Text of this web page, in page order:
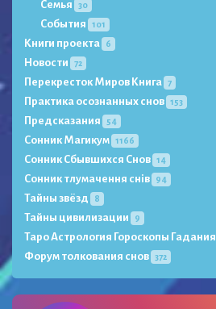
Семья 30
События 101
Книги проекта 6
Новости 72
Перекресток Миров Книга 7
Практика осознанных снов 153
Предсказания 54
Сонник Магикум 1166
Сонник Сбывшихся Снов 14
Сонник тлумачення снів 94
Тайны звёзд 8
Тайны цивилизации 9
Таро Астрология Гороскопы Гадания
Форум толкования снов 372